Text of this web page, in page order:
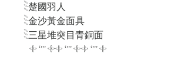
𓇡楚國羽人
𓇡金沙黃金面具
𓇡三星堆突目青銅面
𓇬 ‘’’’ 𓇬𓇬 ‘’’’ 𓇬𓇬 ‘’’’ 𓇬